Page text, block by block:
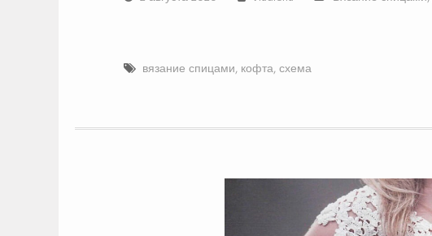
вязание спицами, кофта, схема